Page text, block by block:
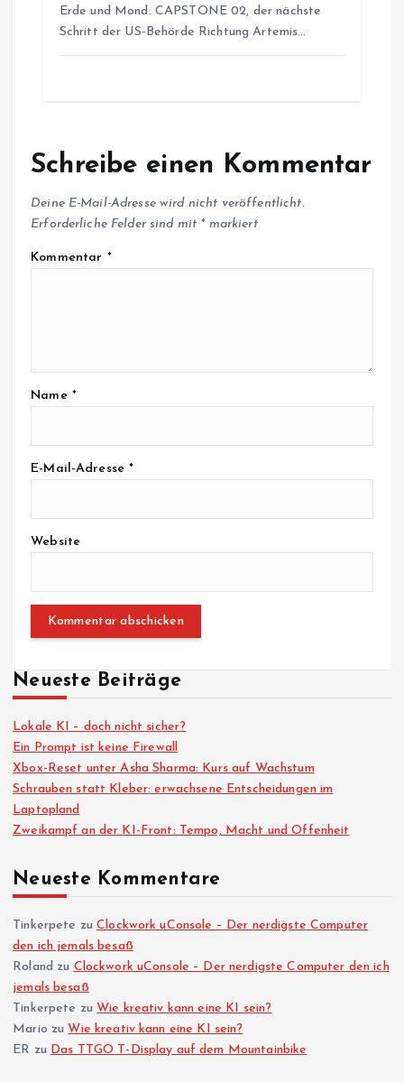
Erde und Mond. CAPSTONE 02, der nächste
Schritt der US‑Behörde Richtung Artemis…
Schreibe einen Kommentar
Deine E-Mail-Adresse wird nicht veröffentlicht.
Erforderliche Felder sind mit *markiert
Kommentar *
Name *
E-Mail-Adresse*
Website
Neueste Beiträge
Lokale KI – doch nicht sicher?
Ein Prompt ist keine Firewall
Xbox-Reset unter Asha Sharma: Kurs auf Wachstum
Schrauben statt Kleber: erwachsene Entscheidungen im
Laptopland
Zweikampf an der KI-Front: Tempo, Macht und Offenheit
Neueste Kommentare
Tinkerpete zuClockwork uConsole – Der nerdigste Computer
den ich jemals besaß
Roland zu Clockwork uConsole – Der nerdigste Computer den ich
jemals besaß
Tinkerpete zuWie kreativ kann eine KI sein?
Mario zuWie kreativ kann eine KI sein?
ER zu Das TTGO T-Display auf dem Mountainbike